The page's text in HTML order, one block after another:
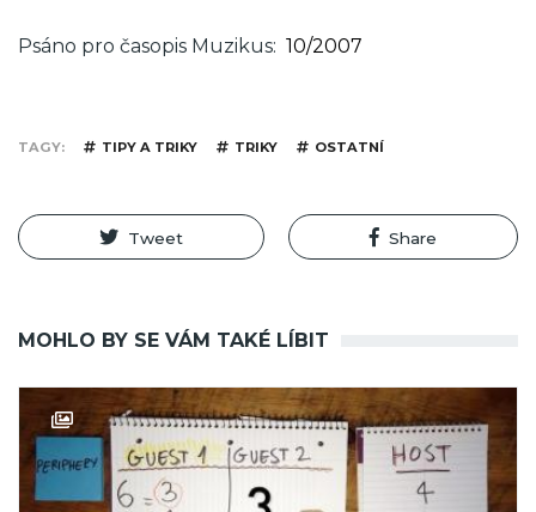
Psáno pro časopis Muzikus 10/2007
TAGY TIPY A TRIKY TRIKY OSTATNÍ
Tweet Share
MOHLO BY SE VÁM TAKÉ LÍBIT